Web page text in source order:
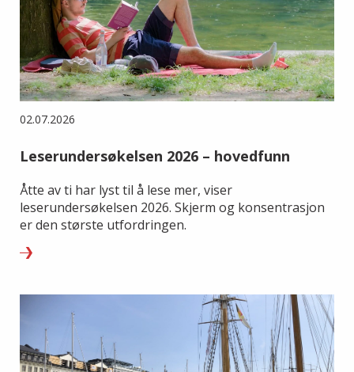
02.07.2026
Leserundersøkelsen 2026 – hovedfunn
Åtte av ti har lyst til å lese mer, viser
leserundersøkelsen 2026. Skjerm og konsentrasjon
er den største utfordringen.